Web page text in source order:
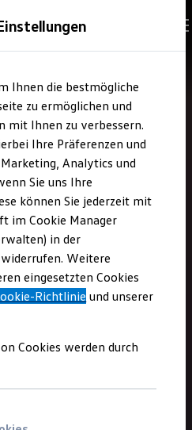
entdecken
und Oldtimer
Hersteller finden
entdecken & konfigurieren
Behörden
Personenbeförderung
Werkstätten
& Handel
Ihnen die bestmögliche
zu ermöglichen und
mit Ihnen zu verbessern.
Ihre Präferenzen und
Analytics und
Sie uns Ihre
können Sie jederzeit mit
im Cookie Manager
in der
Weitere
eingesetzten Cookies
Richtlinie und unserer
Cookies werden durch